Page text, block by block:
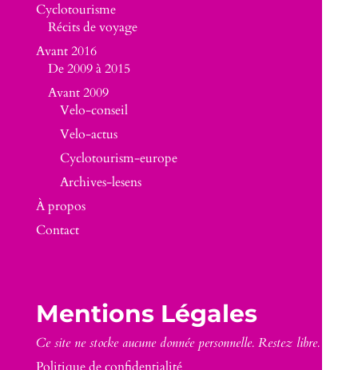
Cyclotourisme
Récits de voyage
Avant 2016
De 2009 à 2015
Avant 2009
Velo-conseil
Velo-actus
Cyclotourism-europe
Archives-lesens
À propos
Contact
Mentions Légales
Ce site ne stocke aucune donnée personnelle. Restez libre.